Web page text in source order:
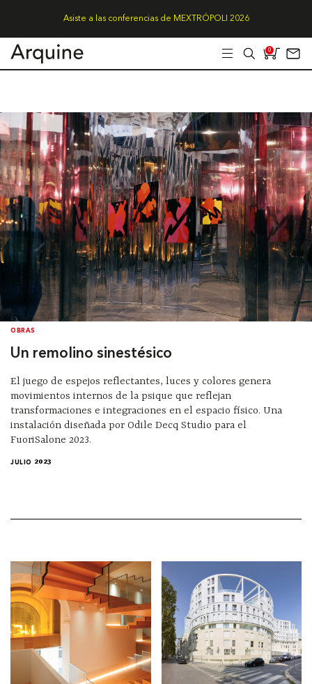
Asiste a las conferencias de MEXTRÓPOLI 2026
0
OBRAS
Un remolino sinestésico
El juego de espejos reflectantes, luces y colores genera
movimientos internos de la psique que reflejan
transformaciones e integraciones en el espacio físico. Una
instalación diseñada por Odile Decq Studio para el
FuoriSalone 2023.
JULIO 2023